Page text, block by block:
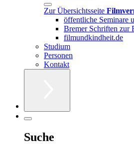
Zur Übersichtsseite
öffentliche Seminare
Bremer Schriften zur
filmundkindheit.de
Studium
Personen
Kontakt
Suche